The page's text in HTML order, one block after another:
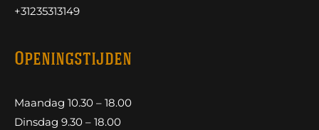
+31235313149
Openingstijden
Maandag 10.30 – 18.00
Dinsdag 9.30 – 18.00